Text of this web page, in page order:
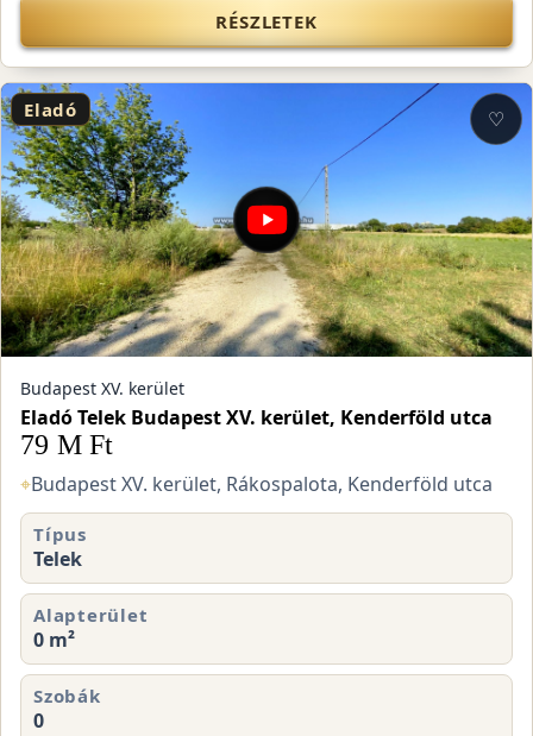
RÉSZLETEK
Eladó ♡
Budapest XV. kerület
Eladó Telek Budapest XV. kerület, Kenderföld utca
79 M Ft
⌖Budapest XV. kerület, Rákospalota, Kenderföld utca
Típus
Telek
Alapterület
0 m²
Szobák
0